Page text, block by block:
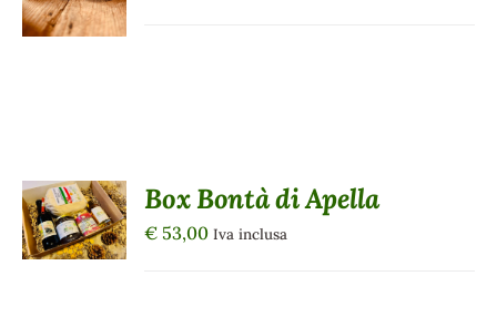
AGGIUNGI
AL
CARRELLO
/
Box Bontà di Apella
€ 53,00 Iva inclusa